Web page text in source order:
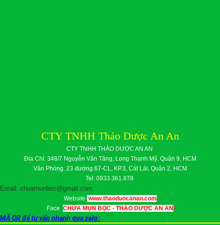
CTY TNHH Thảo Dược An An
CTY TNHH THẢO DƯỢC AN AN
Địa Chỉ: 348/7 Nguyễn Văn Tăng, Long Thạnh Mỹ, Quận 9, HCM
Văn Phòng: 23 đường 67-CL, KP.3, Cát Lái, Quận 2, HCM
Tel: 0933.361.878
Email: chuamunboc@gmail.com
Website: www.thaoduocanan.com
Face: CHỮA MỤN BỌC - THẢO DƯỢC AN AN
MÃ QR để tư vấn nhanh qua zalo: